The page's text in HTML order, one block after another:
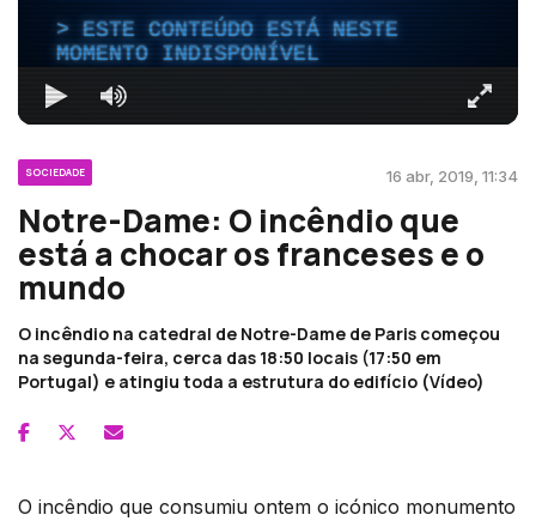
ESTE CONTEÚDO ESTÁ NESTE
MOMENTO INDISPONÍVEL
SOCIEDADE 16 abr, 2019, 11:34
Notre-Dame: O incêndio que
está a chocar os franceses e o
mundo
O incêndio na catedral de Notre-Dame de Paris começou
na segunda-feira, cerca das 18:50 locais (17:50 em
Portugal) e atingiu toda a estrutura do edifício (Vídeo)
O incêndio que consumiu ontem o icónico monumento